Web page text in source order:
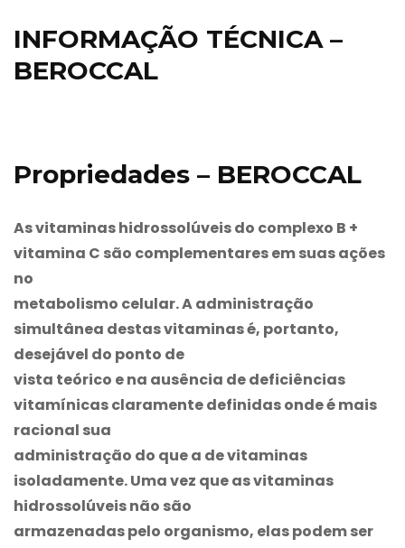
INFORMAÇÃO TÉCNICA –
BEROCCAL
Propriedades – BEROCCAL
As vitaminas hidrossolúveis do complexo B +
vitamina C são complementares em suas ações
no
metabolismo celular. A administração
simultânea destas vitaminas é, portanto,
desejável do ponto de
vista teórico e na ausência de deficiências
vitamínicas claramente definidas onde é mais
racional sua
administração do que a de vitaminas
isoladamente. Uma vez que as vitaminas
hidrossolúveis não são
armazenadas pelo organismo, elas podem ser